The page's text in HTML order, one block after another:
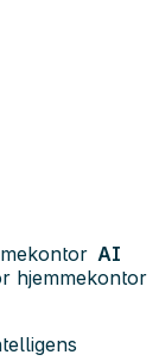
AI
hjemmekontor